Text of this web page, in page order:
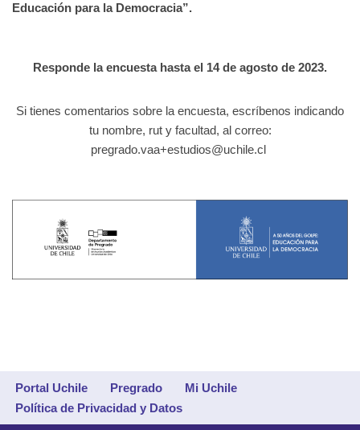
Educación para la Democracia”.
Responde la encuesta hasta el 14 de agosto de 2023.
Si tienes comentarios sobre la encuesta, escríbenos indicando
tu nombre, rut y facultad, al correo:
pregrado.vaa+estudios@uchile.cl
Portal Uchile Pregrado
Mi Uchile
Política de Privacidad y Datos